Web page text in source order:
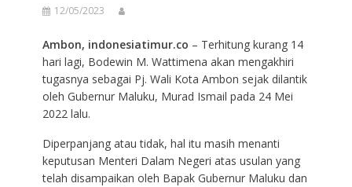
12/05/2023
Ambon, indonesiatimur.co – Terhitung kurang 14
hari lagi, Bodewin M. Wattimena akan mengakhiri
tugasnya sebagai Pj. Wali Kota Ambon sejak dilantik
oleh Gubernur Maluku, Murad Ismail pada 24 Mei
2022 lalu.
Diperpanjang atau tidak, hal itu masih menanti
keputusan Menteri Dalam Negeri atas usulan yang
telah disampaikan oleh Bapak Gubernur Maluku dan